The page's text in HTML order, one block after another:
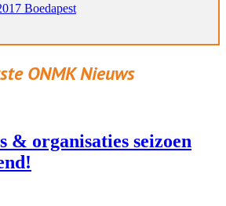
Boedapest
ONMK Nieuws
& organisaties seizoen